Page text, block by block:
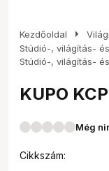
Kezdőoldal arrow_right
Stúdió-, világítás-
Stúdió-, világítás-
KUPO
Még
Cikkszám: